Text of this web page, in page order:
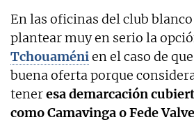
En las oficinas del club
plantear muy en serio la
Tchouaménien el caso de
buena oferta porque
teneresa demarcación
como Camavinga o Fede